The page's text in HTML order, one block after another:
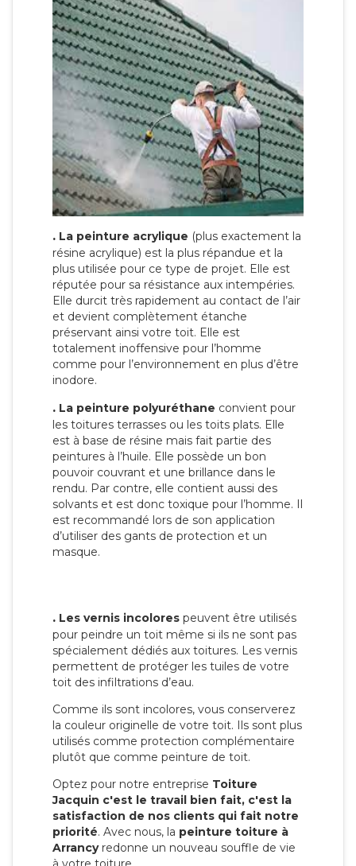
. La peinture acrylique (plus exactement la
résine acrylique) est la plus répandue et la
plus utilisée pour ce type de projet. Elle est
réputée pour sa résistance aux intempéries.
Elle durcit très rapidement au contact de l’air
et devient complètement étanche
préservant ainsi votre toit. Elle est
totalement inoffensive pour l’homme
comme pour l’environnement en plus d’être
inodore.
. La peinture polyuréthane convient pour
les toitures terrasses ou les toits plats. Elle
est à base de résine mais fait partie des
peintures à l’huile. Elle possède un bon
pouvoir couvrant et une brillance dans le
rendu. Par contre, elle contient aussi des
solvants et est donc toxique pour l’homme. Il
est recommandé lors de son application
d’utiliser des gants de protection et un
masque.
. Les vernis incolores peuvent être utilisés
pour peindre un toit même si ils ne sont pas
spécialement dédiés aux toitures. Les vernis
permettent de protéger les tuiles de votre
toit des infiltrations d’eau.
Comme ils sont incolores, vous conserverez
la couleur originelle de votre toit. Ils sont plus
utilisés comme protection complémentaire
plutôt que comme peinture de toit.
Optez pour notre entreprise Toiture
Jacquin c'est le travail bien fait, c'est la
satisfaction de nos clients qui fait notre
priorité. Avec nous, la peinture toiture à
Arrancyredonne un nouveau souffle de vie